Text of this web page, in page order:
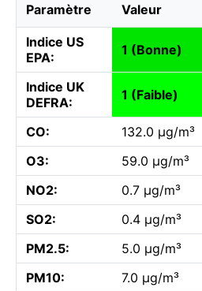
Paramètre Valeur
Indice US
EPA:
1 (Bonne)
Indice UK
DEFRA:
1 (Faible)
CO:
132.0 µg/m³
O3:
59.0 µg/m³
NO2:
0.7 µg/m³
SO2:
0.4 µg/m³
PM2.5:
5.0 µg/m³
PM10:
7.0 µg/m³